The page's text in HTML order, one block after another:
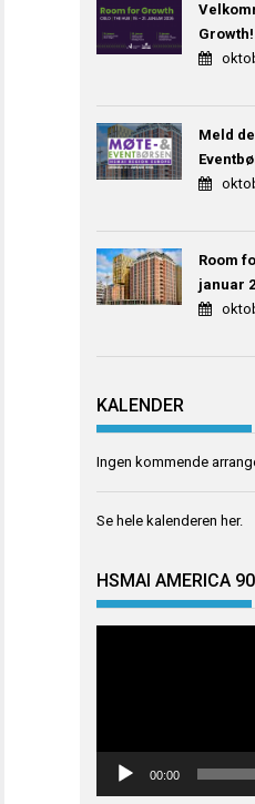
Growth!
Meld
Room
januar
KALENDER
Ingen kommende
Se hele kalenderen her.
HSMAI AMERICA
00:00